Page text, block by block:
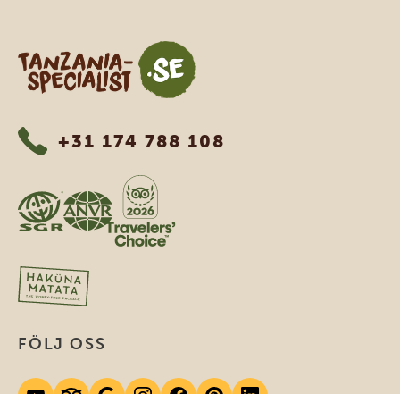
Tanzania Specialist
+31 174 788 108
FÖLJ OSS